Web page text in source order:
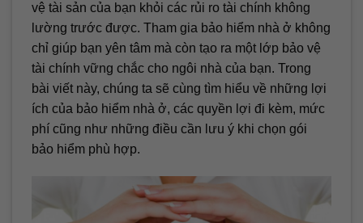
vệ tài sản của bạn khỏi các rủi ro tài chính không
lường trước được. Tham gia bảo hiểm nhà ở không
chỉ giúp bạn yên tâm mà còn tạo ra một lớp bảo vệ
tài chính vững chắc cho ngôi nhà của bạn. Trong
bài viết này, chúng ta sẽ cùng tìm hiểu về những lợi
ích của bảo hiểm nhà ở, các quyền lợi đi kèm, mức
phí cũng như những điều cần lưu ý khi chọn gói
bảo hiểm phù hợp.